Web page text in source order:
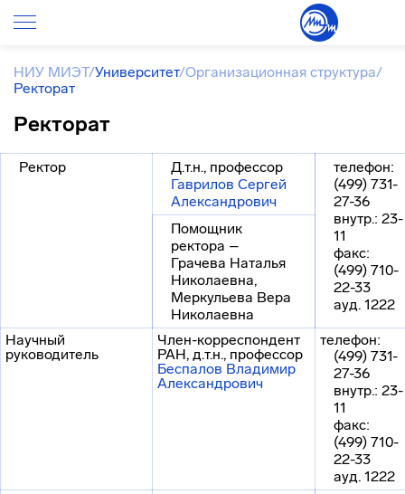
НИУ МИЭТ/Университет/Организационная структура/
Ректорат
Ректорат
Ректор
Д.т.н., профессор
Гаврилов Сергей
Александрович
телефон:
(499) 731-
27-36
внутр.: 23-
11
факс:
(499) 710-
22-33
ауд. 1222
Помощник
ректора –
Грачева Наталья
Николаевна,
Меркульева Вера
Николаевна
Научный
руководитель
Член-корреспондент
РАН, д.т.н., профессор
Беспалов Владимир
Александрович
телефон:
(499) 731-
27-36
внутр.: 23-
11
факс:
(499) 710-
22-33
ауд. 1222